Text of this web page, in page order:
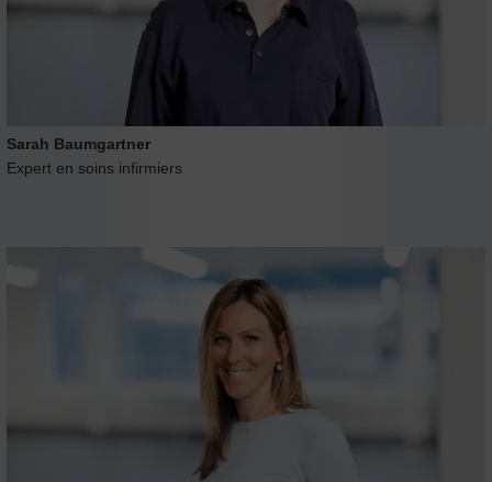
Sarah Baumgartner
Expert en soins infirmiers